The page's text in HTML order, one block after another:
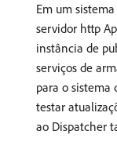
Em um
servidor http
instância de
serviços de
para o sistema
testar
ao Dispatcher